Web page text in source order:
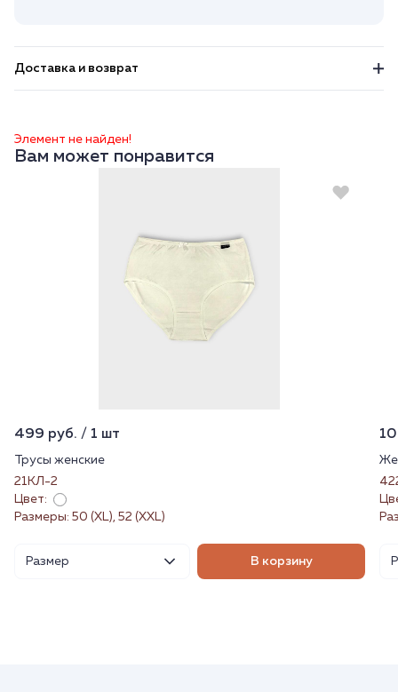
Доставка и возврат
Элемент не найден!
Вам может понравится
499 руб. / 1 шт
Трусы женские
21КЛ-2
Цвет:
Размеры: 50 (XL), 52 (XXL)
Размер В корзину